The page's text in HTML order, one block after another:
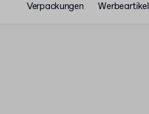
Verpackungen Werbeartikel